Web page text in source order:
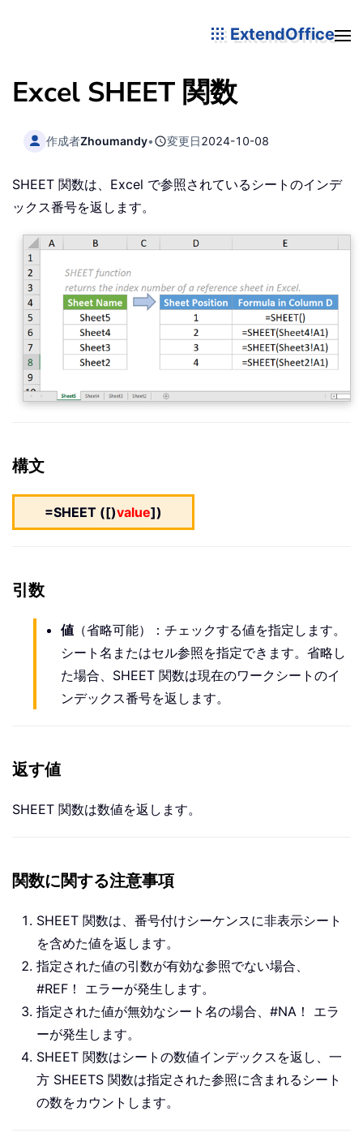
ExtendOffice
Excel SHEET 関数
作成者Zhoumandy• 変更日2024-10-08
SHEET 関数は、Excel で参照されているシートのインデ
ックス番号を返します。
構文
=SHEET ([)value])
引数
値 （省略可能）：チェックする値を指定します。
シート名またはセル参照を指定できます。省略し
た場合、SHEET 関数は現在のワークシートのイ
ンデックス番号を返します。
返す値
SHEET 関数は数値を返します。
関数に関する注意事項
SHEET 関数は、番号付けシーケンスに非表示シート
を含めた値を返します。
指定された値の引数が有効な参照でない場合、
#REF！ エラーが発生します。
指定された値が無効なシート名の場合、#NA！ エラ
ーが発生します。
SHEET 関数はシートの数値インデックスを返し、一
方 SHEETS 関数は指定された参照に含まれるシート
の数をカウントします。